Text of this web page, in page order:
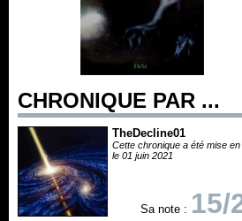
CHRONIQUE PAR ...
TheDecline01
Cette chronique a été mise en
le 01 juin 2021
Sa note : 15/